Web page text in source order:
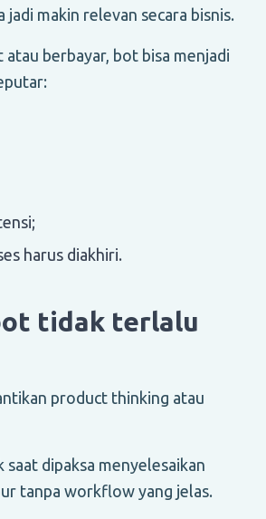
jadi makin relevan secara bisnis.
atau berbayar, bot bisa menjadi
harus diakhiri.
tidak terlalu
product thinking atau
dipaksa menyelesaikan
tanpa workflow yang jelas.